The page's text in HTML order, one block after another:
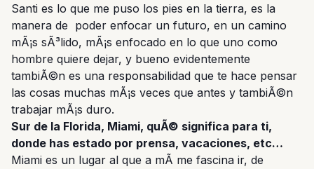
Santi es lo que me puso los pies en la tierra, es la
manera de poder enfocar un futuro, en un camino
mÃ¡s sÃ³lido, mÃ¡s enfocado en lo que uno como
hombre quiere dejar, y bueno evidentemente
tambiÃ©n es una responsabilidad que te hace pensar
las cosas muchas mÃ¡s veces que antes y tambiÃ©n
trabajar mÃ¡s duro.
Sur de la Florida, Miami, quÃ© significa para ti,
donde has estado por prensa, vacaciones, etc…
Miami es un lugar al que a mÃ­ me fascina ir, de